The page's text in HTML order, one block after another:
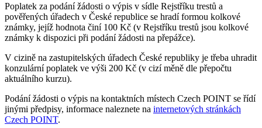
Poplatek za podání žádosti o výpis v sídle Rejstříku trestů a
pověřených úřadech v České republice se hradí formou kolkové
známky, jejíž hodnota činí 100 Kč (v Rejstříku trestů jsou kolkové
známky k dispozici při podání žádosti na přepážce).
V cizině na zastupitelských úřadech České republiky je třeba uhradit
konzulární poplatek ve výši 200 Kč (v cizí měně dle přepočtu
aktuálního kurzu).
Podání žádosti o výpis na kontaktních místech Czech POINT se řídí
jinými předpisy, informace naleznete na internetových stránkách
Czech POINT.